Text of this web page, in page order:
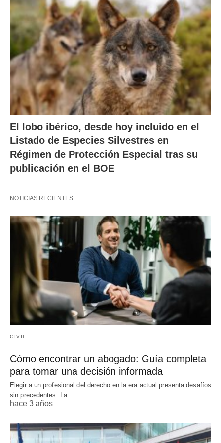
El lobo ibérico, desde hoy incluido en el
Listado de Especies Silvestres en
Régimen de Protección Especial tras su
publicación en el BOE
NOTICIAS RECIENTES
CIVIL
Cómo encontrar un abogado: Guía completa
para tomar una decisión informada
Elegir a un profesional del derecho en la era actual presenta desafíos
sin precedentes. La…
hace 3 años